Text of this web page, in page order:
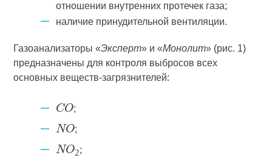
отношении внутренних протечек газа;
наличие принудительной вентиляции.
Газоанализаторы «Эксперт» и «Монолит» (рис. 1)
предназначены для контроля выбросов всех
основных веществ-загрязнителей:
CO ;
NO ;
NO
2
;